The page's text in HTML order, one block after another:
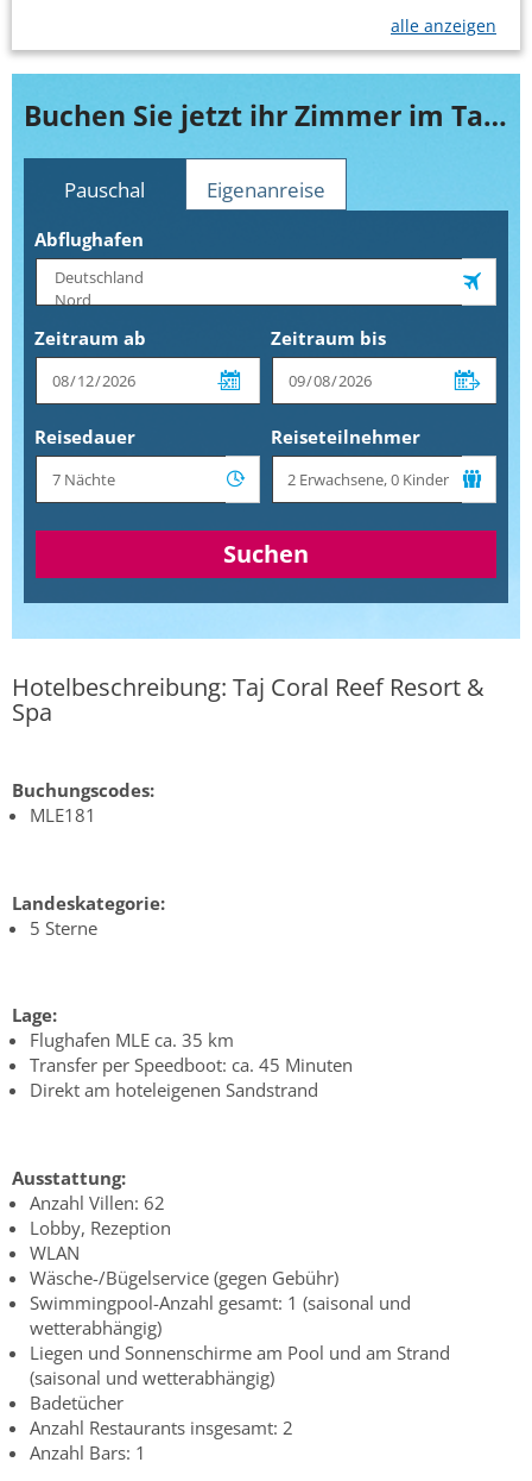
alle anzeigen
Buchen Sie jetzt ihr Zimmer im Taj Coral Reef Resort & Spa
Pauschal Eigenanreise
Abflughafen
Zeitraum ab Zeitraum bis
Reisedauer Reiseteilnehmer
Suchen
Hotelbeschreibung: Taj Coral Reef Resort &
Spa
Buchungscodes:
MLE181
Landeskategorie:
5 Sterne
Lage:
Flughafen MLE ca. 35 km
Transfer per Speedboot: ca. 45 Minuten
Direkt am hoteleigenen Sandstrand
Ausstattung:
Anzahl Villen: 62
Lobby, Rezeption
WLAN
Wäsche-/Bügelservice (gegen Gebühr)
Swimmingpool-Anzahl gesamt: 1 (saisonal und
wetterabhängig)
Liegen und Sonnenschirme am Pool und am Strand
(saisonal und wetterabhängig)
Badetücher
Anzahl Restaurants insgesamt: 2
Anzahl Bars: 1